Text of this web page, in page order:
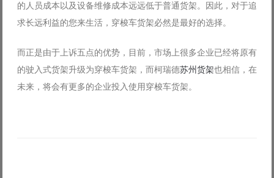
的人员成本以及设备维修成本远远低于普通货架。因此，对于追
求长远利益的您来生活，穿梭车货架必然是最好的选择。
而正是由于上诉五点的优势，目前，市场上很多企业已经将原有
的驶入式货架升级为穿梭车货架，而柯瑞德苏州货架也相信，在
未来，将会有更多的企业投入使用穿梭车货架。